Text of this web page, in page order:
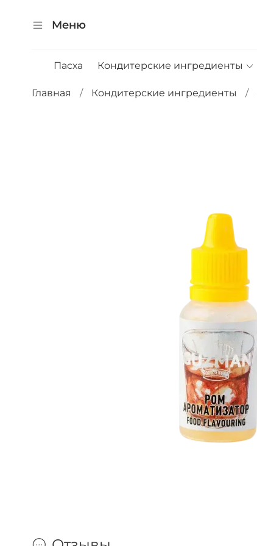
Меню
Пасха Кондитерские ингредиенты
Главная Кондитерские ингредиенты